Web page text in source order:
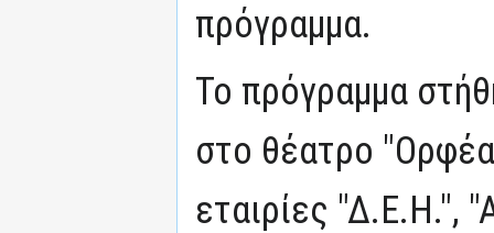
πρόγραμμα.
Το πρόγραμμα
στο θέατρο
εταιρίες "Δ.Ε.Η.",